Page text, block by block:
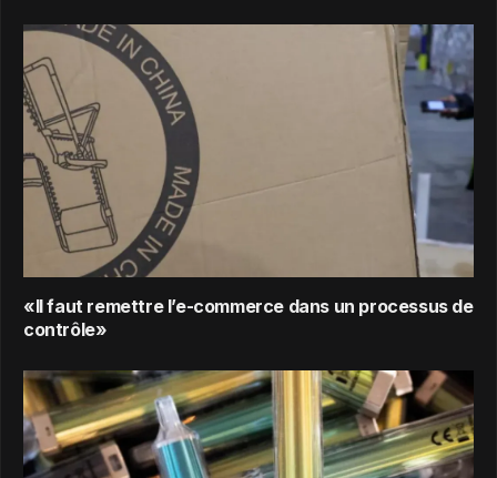
«Il faut remettre l’e-commerce dans un processus de
contrôle»